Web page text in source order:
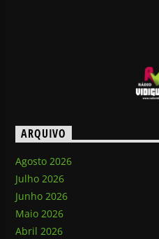
ARQUIVO
Agosto 2026
Julho 2026
Junho 2026
Maio 2026
Abril 2026